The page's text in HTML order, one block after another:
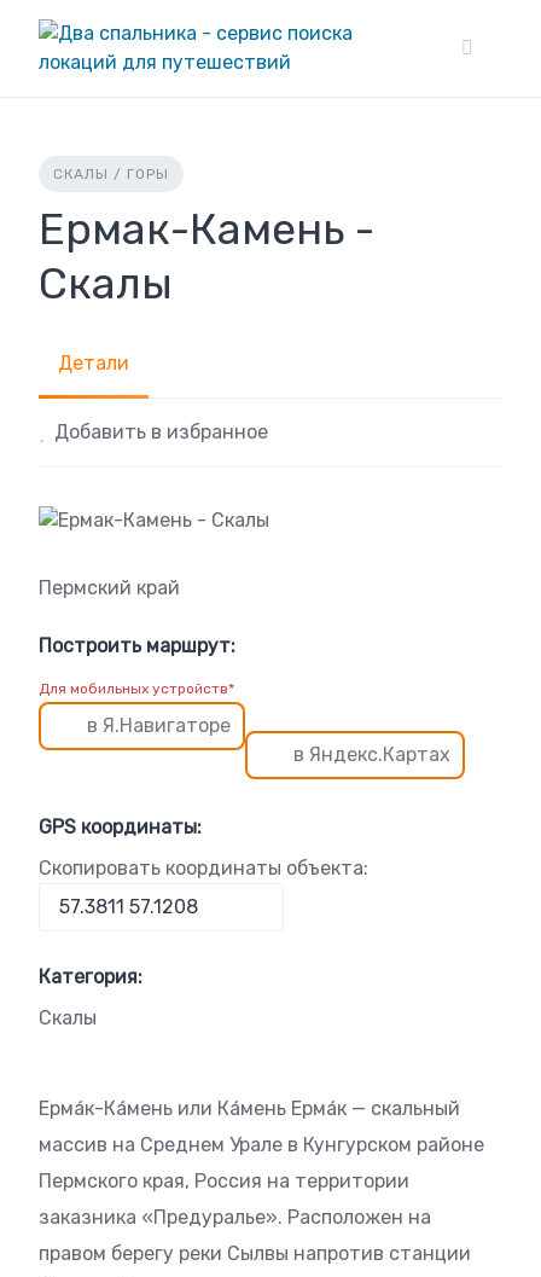
content
СКАЛЫ / ГОРЫ
Ермак-Камень -
Скалы
Детали
Добавить в избранное
Пермский край
Построить маршрут:
Для мобильных устройств*
в Я.Навигаторе
в Яндекс.Картах
GPS координаты:
Скопировать координаты объекта:
Категория:
Скалы
Ерма́к-Ка́мень или Ка́мень Ерма́к — скальный
массив на Среднем Урале в Кунгурском районе
Пермского края, Россия на территории
заказника «Предуралье». Расположен на
правом берегу реки Сылвы напротив станции